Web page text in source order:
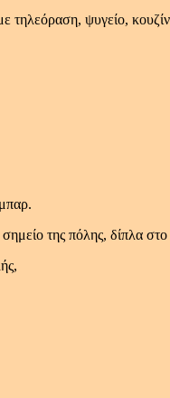
ψυγείο,
της πόλης, δίπλα